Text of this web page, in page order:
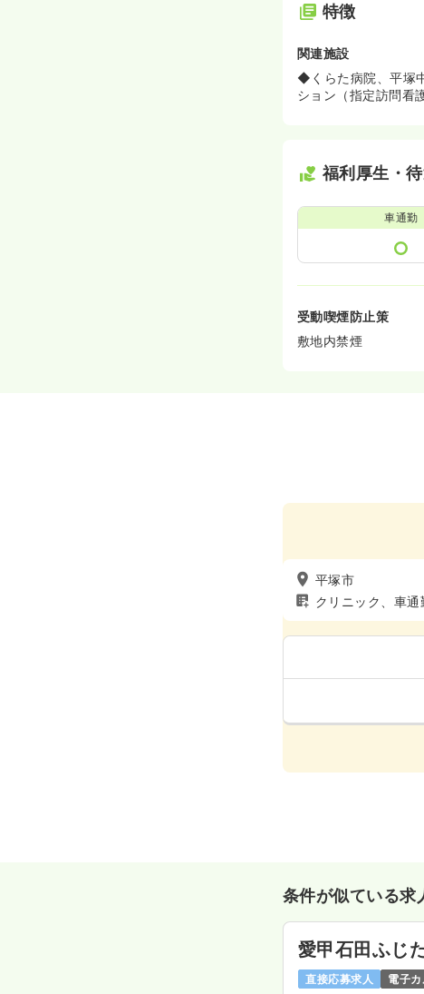
特徴
関連施設
◆くらた病院、平塚
ション（指定訪問看
福利厚生・
車通勤
受動喫煙防止策
敷地内禁煙
平塚市
クリニック、車
条件が似ている求
愛甲石田ふじ
直接応募求人
電子